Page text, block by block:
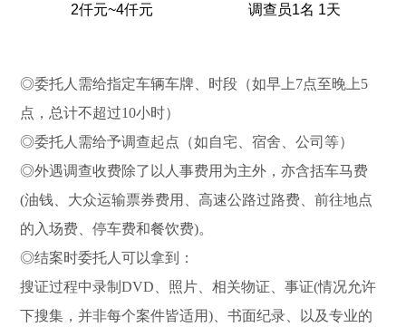
2仟元~4仟元 调查员1名 1天
◎委托人需给指定车辆车牌、时段（如早上7点至晚上5
点，总计不超过10小时）
◎委托人需给予调查起点（如自宅、宿舍、公司等）
◎外遇调查收费除了以人事费用为主外，亦含括车马费
(油钱、大众运输票券费用、高速公路过路费、前往地点
的入场费、停车费和餐饮费)。
◎结案时委托人可以拿到：
搜证过程中录制DVD、照片、相关物证、事证(情况允许
下搜集，并非每个案件皆适用)、书面纪录、以及专业的